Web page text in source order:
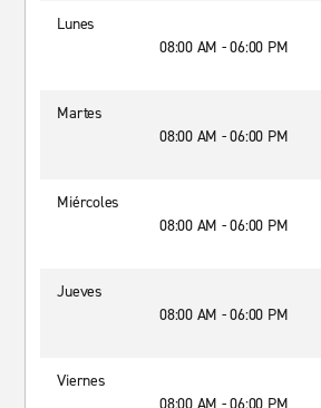
Lunes
08:00 AM - 06:00 PM
Martes
08:00 AM - 06:00 PM
Miércoles
08:00 AM - 06:00 PM
Jueves
08:00 AM - 06:00 PM
Viernes